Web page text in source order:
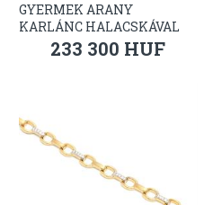
GYERMEK ARANY
KARLÁNC HALACSKÁVAL
233 300 HUF